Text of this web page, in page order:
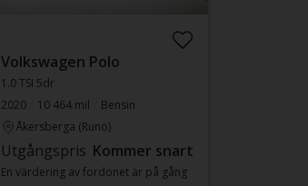
Volkswagen Polo
1.0 TSI 5dr
2020
10 464 mil
Bensin
Åkersberga (Runö)
Utgångspris Kommer snart
En värdering av fordonet är på gång